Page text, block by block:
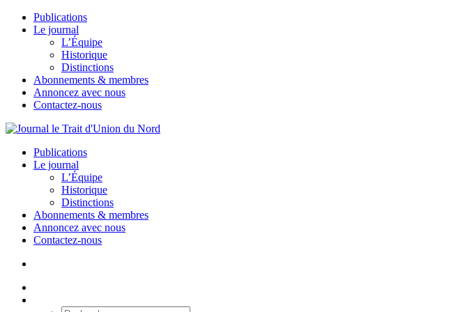
Publications
Le journal
L’Équipe
Historique
Distinctions
Abonnements & membres
Annoncez avec nous
Contactez-nous
Publications
Le journal
L’Équipe
Historique
Distinctions
Abonnements & membres
Annoncez avec nous
Contactez-nous